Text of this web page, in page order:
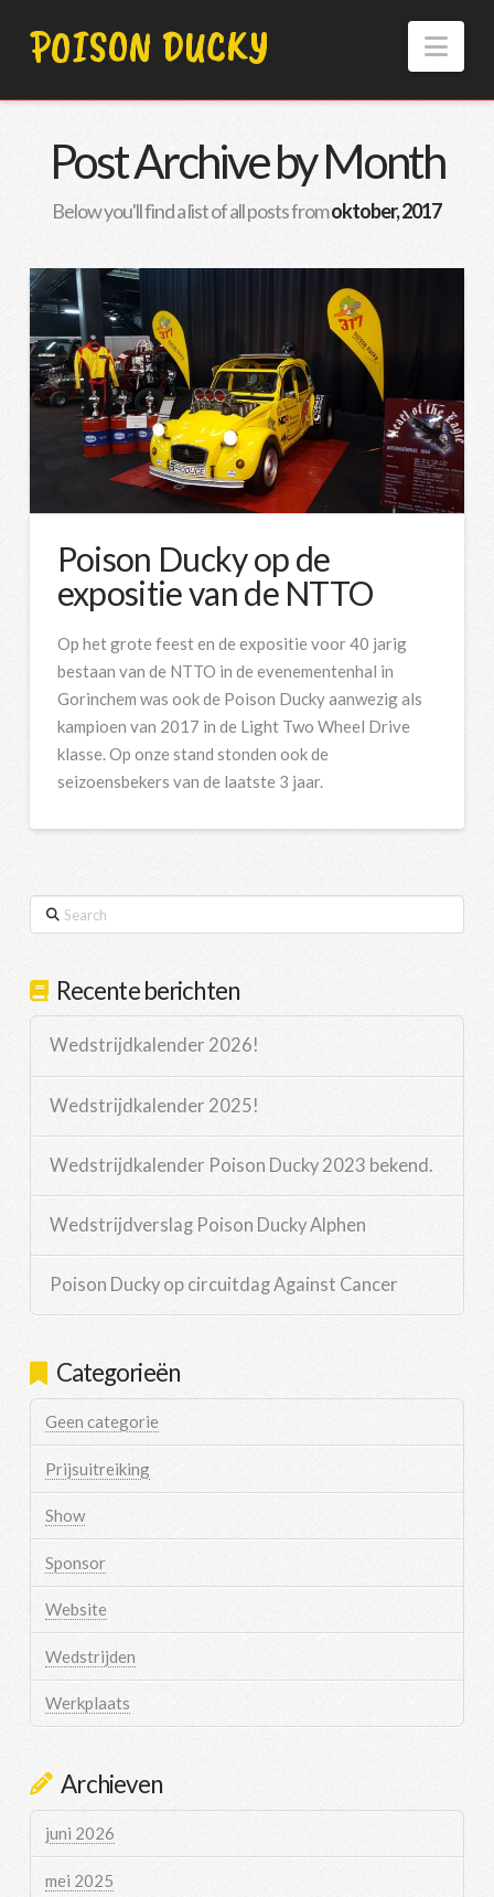
POISON DUCKY
Post Archive by Month
Below you'll find a list of all posts fromoktober, 2017
Poison Ducky op de
expositie van de NTTO
Op het grote feest en de expositie voor 40 jarig
bestaan van de NTTO in de evenementenhal in
Gorinchem was ook de Poison Ducky aanwezig als
kampioen van 2017 in de Light Two Wheel Drive
klasse. Op onze stand stonden ook de
seizoensbekers van de laatste 3 jaar.
Search
Recente berichten
Wedstrijdkalender 2026!
Wedstrijdkalender 2025!
Wedstrijdkalender Poison Ducky 2023 bekend.
Wedstrijdverslag Poison Ducky Alphen
Poison Ducky op circuitdag Against Cancer
Categorieën
Geen categorie
Prijsuitreiking
Show
Sponsor
Website
Wedstrijden
Werkplaats
Archieven
juni 2026
mei 2025